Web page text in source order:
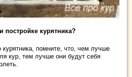
постройке курятника?
курятника, помните, что, чем лучше
кур, тем лучше они будут себя